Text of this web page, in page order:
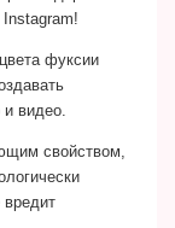
фуксии
видео.
свойством,